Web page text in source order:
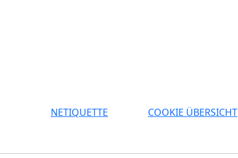
NETIQUETTE COOKIE ÜBERSICHT